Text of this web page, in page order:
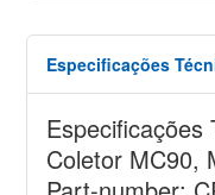
Especificações
Especificações
Coletor MC90,